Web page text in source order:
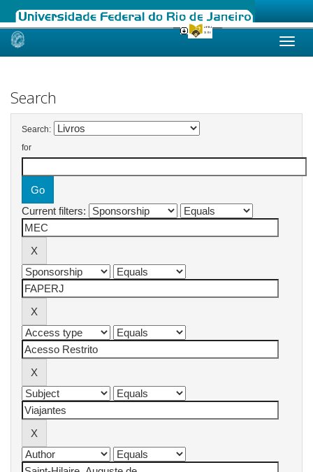
Skip
Search
Search:
for
Current filters: